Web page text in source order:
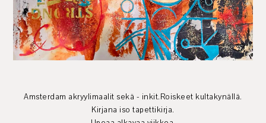
Amsterdam akryylimaalit sekä - inkit.Roiskeet kultakynällä.
Kirjana iso tapettikirja.